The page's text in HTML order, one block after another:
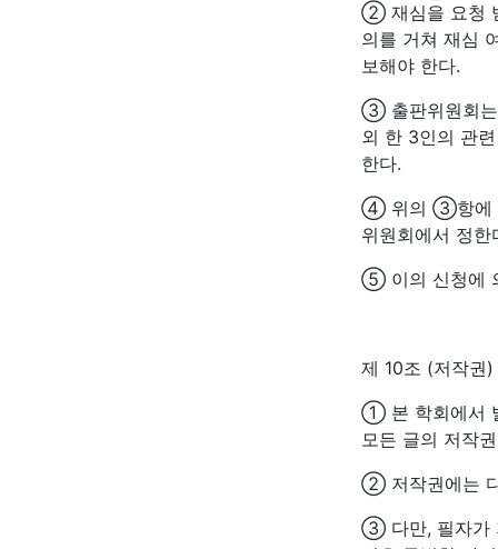
② 재심을 요청
의를 거쳐 재심
보해야 한다.
③ 출판위원회는
외 한 3인의 관
한다.
④ 위의 ③항에
위원회에서 정한
⑤ 이의 신청에
제 10조 (저작권)
① 본 학회에서
모든 글의 저작
② 저작권에는
③ 다만, 필자가